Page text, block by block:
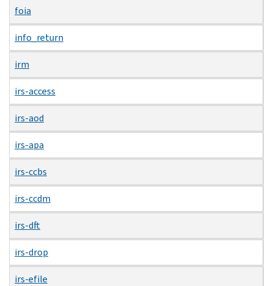
foia
info_return
irm
irs-access
irs-aod
irs-apa
irs-ccbs
irs-ccdm
irs-dft
irs-drop
irs-efile